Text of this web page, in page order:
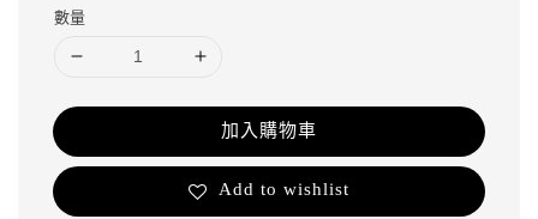
數量
加入購物車
Add to wishlist